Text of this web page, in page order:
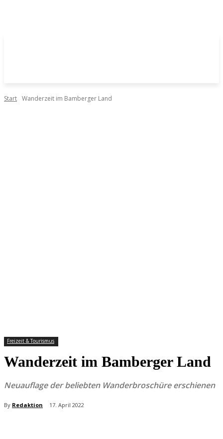
Start Wanderzeit im Bamberger Land
Freizeit & Tourismus
Wanderzeit im Bamberger Land
Neuauflage der beliebten Wanderbroschüre erschienen
By Redaktion 17. April 2022